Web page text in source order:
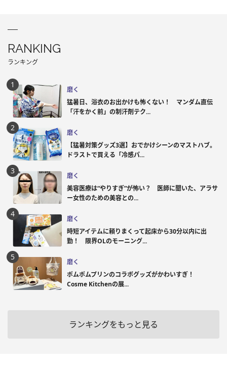
RANKING
ランキング
磨く
猛暑日、浴衣のお出かけも怖くない！ マンダム直伝
「汗をかく前」の制汗剤テク...
磨く
【猛暑対策グッズ3選】おでかけシーンのマストハブ。
ドラストで買える「冷感パ...
磨く
美容医療は“やりすぎ”が怖い？ 医師に聞いた、アラサ
ー女性のための美容との...
磨く
時短アイテムに頼りまくって起床から30分以内に出
勤！ 限界OLのモーニング...
磨く
ポムポムプリンのコラボグッズがかわいすぎ！
Cosme Kitchenの展...
ランキングをもっと見る